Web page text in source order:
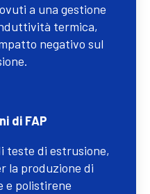
a una gestione
termica,
negativo sul
di FAP
teste di estrusione,
la produzione di
e polistirene